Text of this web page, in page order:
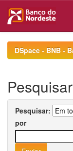
navigationDSpace - BNB -
Pesquisar
Pesquisar:
por